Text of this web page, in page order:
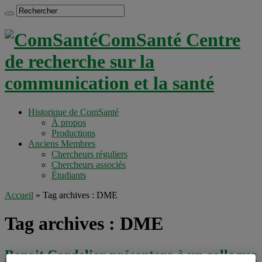
ComSanté Centre
de recherche sur la
communication et la santé
Historique de ComSanté
À propos
Productions
Anciens Membres
Chercheurs réguliers
Chercheurs associés
Étudiants
Accueil » Tag archives : DME
Tag archives : DME
Benoit Cordelier présentera à un colloque